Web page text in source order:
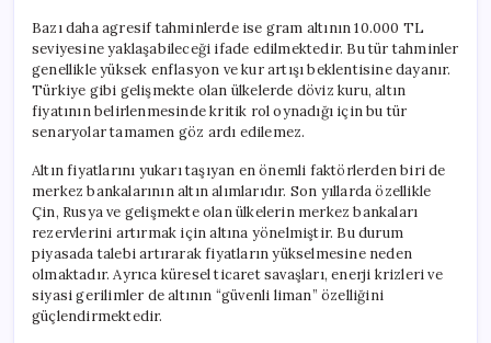
Bazı daha agresif tahminlerde ise gram altının 10.000 TL
seviyesine yaklaşabileceği ifade edilmektedir. Bu tür tahminler
genellikle yüksek enflasyon ve kur artışı beklentisine dayanır.
Türkiye gibi gelişmekte olan ülkelerde döviz kuru, altın
fiyatının belirlenmesinde kritik rol oynadığı için bu tür
senaryolar tamamen göz ardı edilemez.
Altın fiyatlarını yukarı taşıyan en önemli faktörlerden biri de
merkez bankalarının altın alımlarıdır. Son yıllarda özellikle
Çin, Rusya ve gelişmekte olan ülkelerin merkez bankaları
rezervlerini artırmak için altına yönelmiştir. Bu durum
piyasada talebi artırarak fiyatların yükselmesine neden
olmaktadır. Ayrıca küresel ticaret savaşları, enerji krizleri ve
siyasi gerilimler de altının “güvenli liman” özelliğini
güçlendirmektedir.